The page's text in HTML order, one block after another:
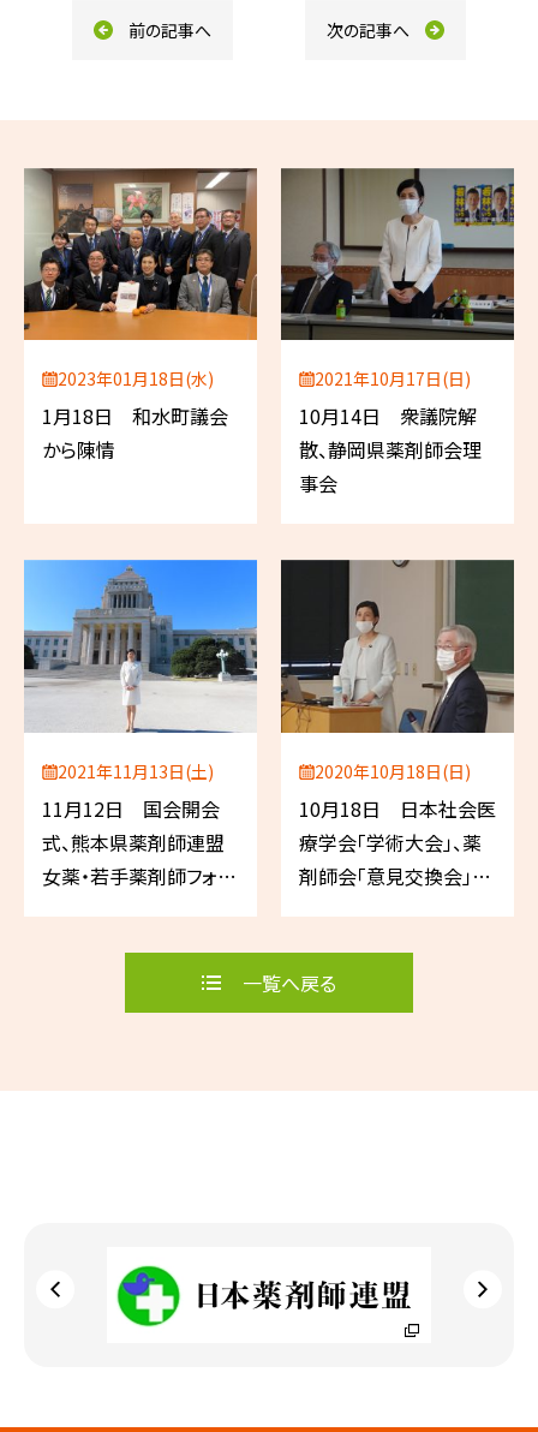
前の記事へ 次の記事へ
2023年01月18日(水)
1月18日 和水町議会
から陳情
2021年10月17日(日)
10月14日 衆議院解
散、静岡県薬剤師会理
事会
2021年11月13日(土)
11月12日 国会開会
式、熊本県薬剤師連盟
女薬・若手薬剤師フォー
ラム
2020年10月18日(日)
10月18日 日本社会医
療学会「学術大会」、薬
剤師会「意見交換会」
（宮崎県延岡市）
一覧へ戻る